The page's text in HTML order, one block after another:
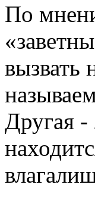
По
вызвать
Другая -